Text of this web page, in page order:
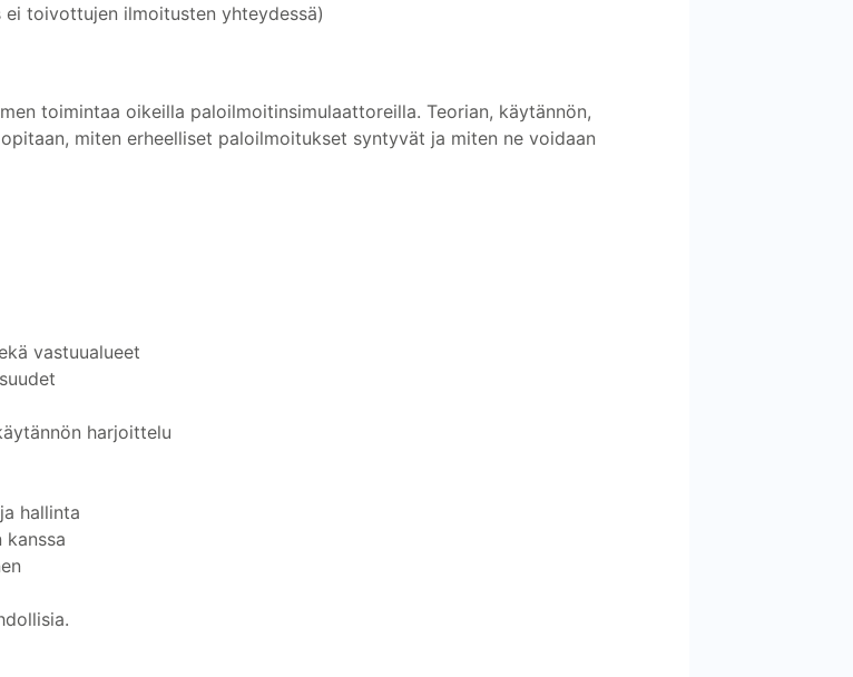
toivottujen ilmoitusten yhteydessä)
toimintaa oikeilla paloilmoitinsimulaattoreilla. Teorian, käytännön,
miten erheelliset paloilmoitukset syntyvät ja miten ne voidaan
vastuualueet
harjoittelu
hallinta